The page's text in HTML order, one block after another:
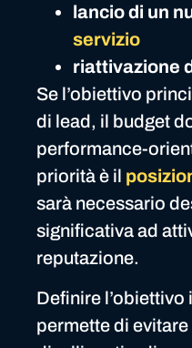
lancio di un
servizio
riattivazione
Se l’obiettivo
di lead, il budget
performance-
priorità è il
sarà necessario
significativa ad
reputazione.
Definire
permette di